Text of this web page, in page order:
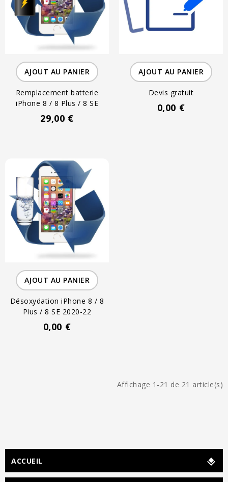
AJOUT AU PANIER
Remplacement batterie
iPhone 8 / 8 Plus / 8 SE
29,00 €
AJOUT AU PANIER
Devis gratuit
0,00 €
AJOUT AU PANIER
Désoxydation iPhone 8 / 8
Plus / 8 SE 2020-22
0,00 €
Affichage 1-21 de 21 article(s)
ACCUEIL